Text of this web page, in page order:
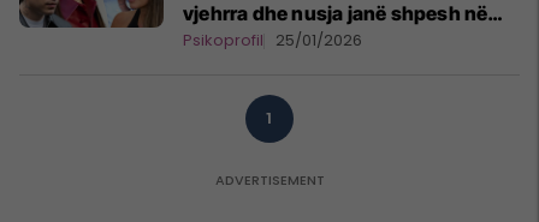
vjehrra dhe nusja janë shpesh në
“luftë të ftohtë”, ndërsa djali
Psikoprofil 25/01/2026
1